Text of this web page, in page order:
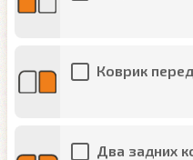
Коврик
Два задних